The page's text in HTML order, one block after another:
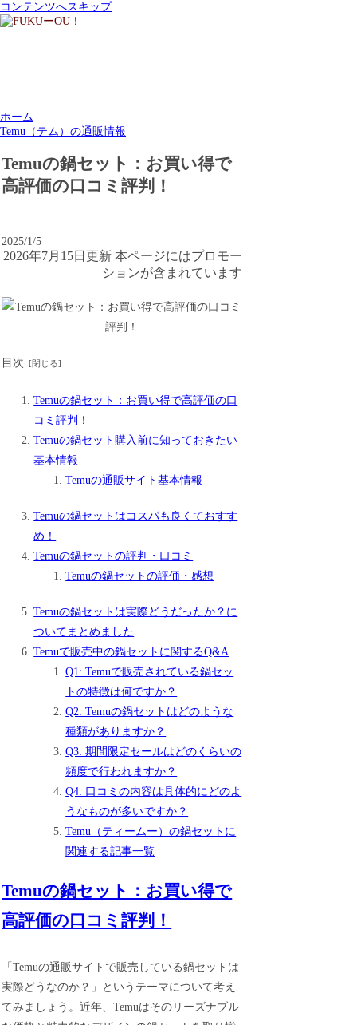
コンテンツへスキップ
ホーム
Temu（テム）の通販情報
Temuの鍋セット：お買い得で
高評価の口コミ評判！
2025/1/5
2026年7月15日更新 本ページにはプロモー
ションが含まれています
目次
Temuの鍋セット：お買い得で高評価の口
コミ評判！
Temuの鍋セット購入前に知っておきたい
基本情報
Temuの通販サイト基本情報
Temuの鍋セットはコスパも良くておすす
め！
Temuの鍋セットの評判・口コミ
Temuの鍋セットの評価・感想
Temuの鍋セットは実際どうだったか？に
ついてまとめました
Temuで販売中の鍋セットに関するQ&A
Q1: Temuで販売されている鍋セッ
トの特徴は何ですか？
Q2: Temuの鍋セットはどのような
種類がありますか？
Q3: 期間限定セールはどのくらいの
頻度で行われますか？
Q4: 口コミの内容は具体的にどのよ
うなものが多いですか？
Temu（ティームー）の鍋セットに
関連する記事一覧
Temuの鍋セット：お買い得で
高評価の口コミ評判！
「Temuの通販サイトで販売している鍋セットは
実際どうなのか？」というテーマについて考え
てみましょう。近年、Temuはそのリーズナブル